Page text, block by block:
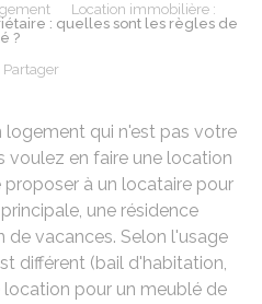
Location immobilière :
: quelles sont les règles de
?
Partager
logement qui n'est pas votre
voulez en faire une location
à un locataire pour
une résidence
vacances. Selon l'usage
différent (bail d'habitation,
pour un meublé de